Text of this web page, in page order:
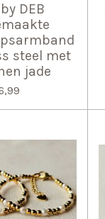
DEB
steel met
jade